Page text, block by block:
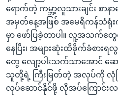
ရောက်တဲ့ ကမ္ဘာ့လူသားချင်း စာ
အမှတ်နေ့အဖြစ် အမေရိကန်သံရုံ
မှာ ဖော်ပြခဲ့တာပါ။ လူ့အသက်တွ
နေပြီး၊ အများဆုံးထိခိုက်ခံစာ
တွေ လျော့ပါးသက်သာအောင် ဆ
သူတို့ရဲ့ ကြီးမြတ်တဲ့ အလုပ်ကို လုံ
လုပ်ဆောင်နိုင်ဖို့ လိုအပ်ကြောင်းလ